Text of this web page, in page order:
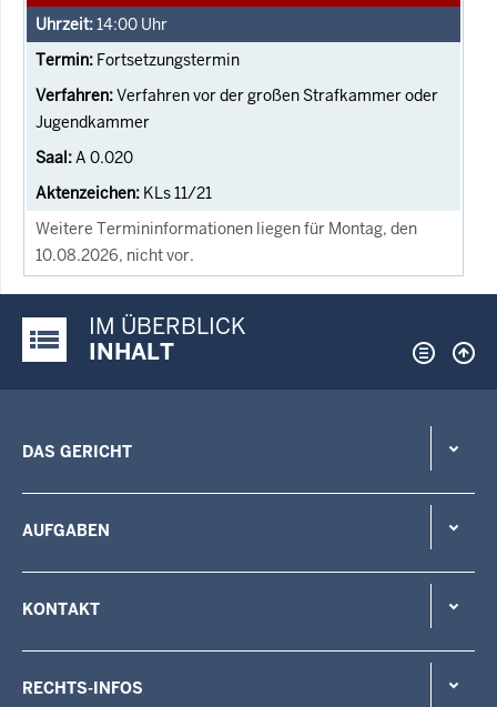
14:00 Uhr
Fortsetzungstermin
Verfahren vor der großen Strafkammer oder
Jugendkammer
A 0.020
KLs 11/21
Weitere Termininformationen liegen für Montag, den
10.08.2026, nicht vor.
Justiz-Portal im Überblick:
IM ÜBERBLICK
INHALT
DAS GERICHT
AUFGABEN
KONTAKT
RECHTS-INFOS